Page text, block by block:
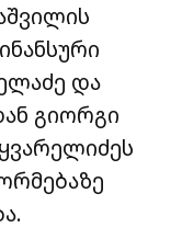
და
გიორგი